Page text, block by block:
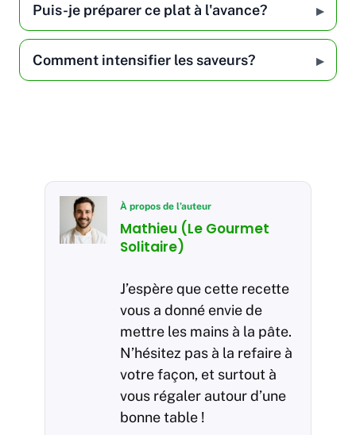
Puis-je préparer ce plat à l'avance?
Comment intensifier les saveurs?
À propos de l’auteur
Mathieu (Le Gourmet
Solitaire)
J’espère que cette recette
vous a donné envie de
mettre les mains à la pâte.
N’hésitez pas à la refaire à
votre façon, et surtout à
vous régaler autour d’une
bonne table !